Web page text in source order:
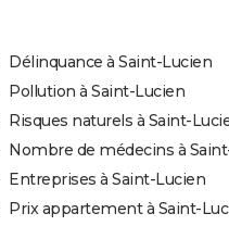
Délinquance à Saint-Lucien
Pollution à Saint-Lucien
Risques naturels à Saint-
Nombre de médecins à
Entreprises à Saint-Lucien
Prix appartement à Saint-